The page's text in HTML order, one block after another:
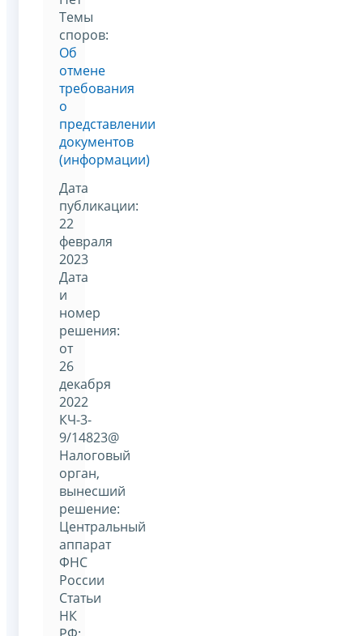
Темы
споров:
Об
отмене
требования
о
представлении
документов
(информации)
Дата
публикации:
22
февраля
2023
Дата
и
номер
решения:
от
26
декабря
2022
КЧ-3-
9/14823@
Налоговый
орган,
вынесший
решение:
Центральный
аппарат
ФНС
России
Статьи
НК